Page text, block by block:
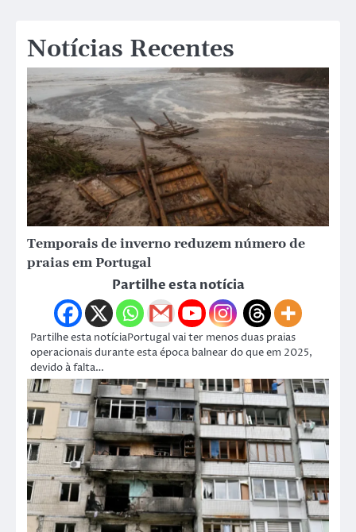
Notícias Recentes
Temporais de inverno reduzem número de
praias em Portugal
Partilhe esta notícia
Partilhe esta notíciaPortugal vai ter menos duas praias
operacionais durante esta época balnear do que em 2025,
devido à falta…